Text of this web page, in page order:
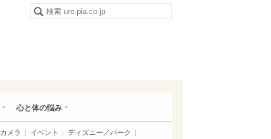
心と体の悩み
カメラ イベント
ディズニー／パーク